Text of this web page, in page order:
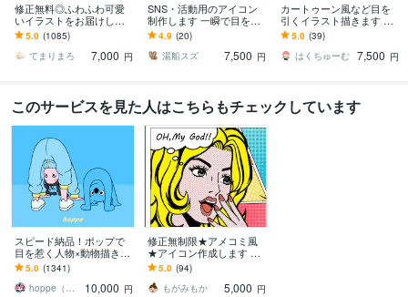
修正無料◎ふわふわ可愛
いイラストをお届けしま
す X、YouTube、グッズな
ど様々な用途で使用可能
です◎
5.0 (1085)
てまりまろ
7,000 円
SNS・活動用のアイコン
制作します 一瞬で目を惹
く、映えるカッコ可愛い
ビジュアル
4.9 (20)
湯船スズ
7,500 円
カートゥーン風など目を
引くイラスト描きます SN
Sアイコンや記念イラス
ト、立ち絵、キャラデザ
におすすめ！
5.0 (39)
はくちゅーむ 7,500 円
このサービスを見た人はこちらもチェックしています
スピード納品！ポップで
目を惹く人物×動物描きま
す 挿絵・動画・グッズな
ど鮮やかな配色で個性を
出したい方へ
5.0 (1341)
hoppe（ほっぺ）
10,000 円
修正無制限★アメコミ風
★アイコン作成します ビ
ジネス/SNSで目立つ！！
配信・YouTubeにも◎
5.0 (94)
もがみもか
5,000 円